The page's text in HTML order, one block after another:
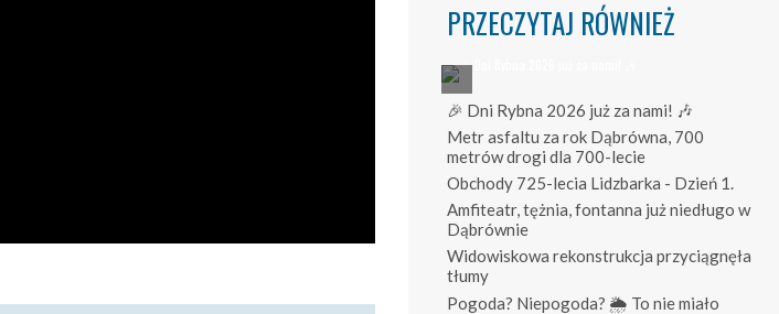
PRZECZYTAJ RÓWNIEŻ
🎉 Dni Rybna 2026 już za nami! 🎶
Metr asfaltu za rok Dąbrówna, 700
metrów drogi dla 700-lecie
Obchody 725-lecia Lidzbarka - Dzień 1.
Amfiteatr, tężnia, fontanna już niedługo w
Dąbrównie
Widowiskowa rekonstrukcja przyciągnęła
tłumy
Pogoda? Niepogoda? 🌦️ To nie miało